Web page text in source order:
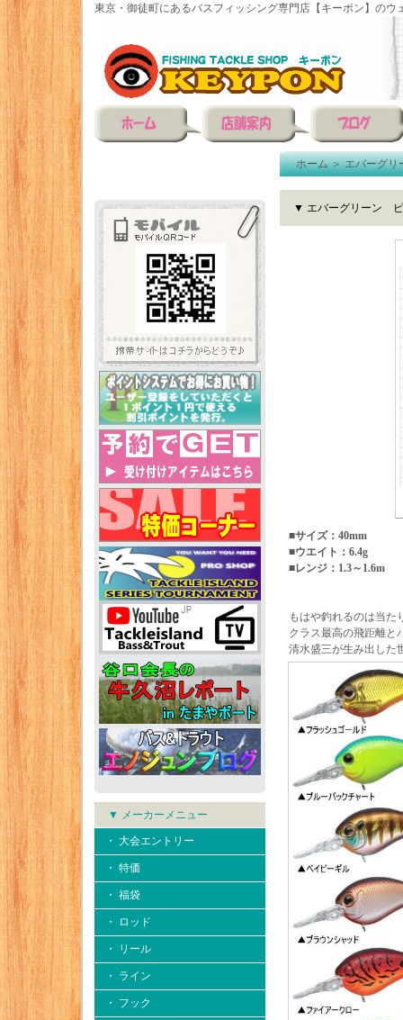
東京・御徒町にあるバスフィッシング専門店【キーポン】のウ
▼ メーカーメニュー
・ 大会エントリー
・ 特価
・ 福袋
・ ロッド
・ リール
・ ライン
・ フック
ホーム＞エバーグリ
▼ エバーグリーン
■サイズ：40mm
■ウエイト：6.4g
■レンジ：1.3～1.6m
もはや釣れるのは当た
クラス最高の飛距離と
清水盛三が生み出した